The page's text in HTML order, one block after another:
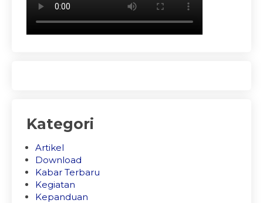
Kategori
Artikel
Download
Kabar Terbaru
Kegiatan
Kepanduan